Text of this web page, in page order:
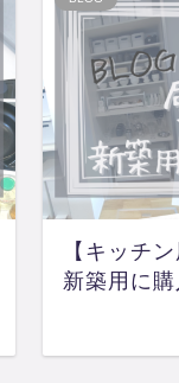
【キッチ
新築用に